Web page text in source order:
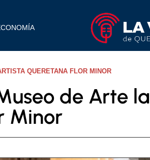
QUERETANA FLOR MINOR
de Arte la
Minor